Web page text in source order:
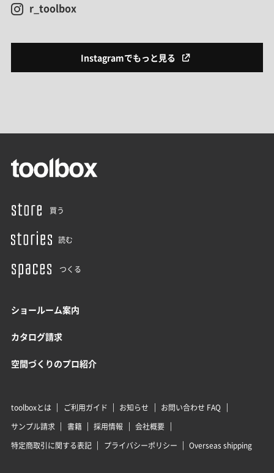
r_toolbox
Instagramでもっと見る
買う
読む
つくる
ショールーム案内
カタログ請求
空間づくりのプロ紹介
toolboxとは ご利用ガイド お知らせ
お問い合わせ FAQ
サンプル請求
書籍 採用情報
会社概要
特定商取引に関する表記
プライバシーポリシー Overseas shipping